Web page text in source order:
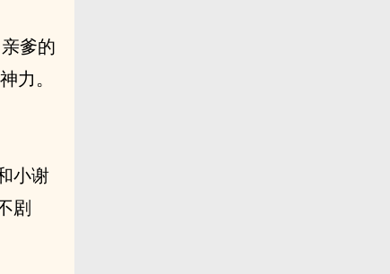
爹的
力。
小谢
剧